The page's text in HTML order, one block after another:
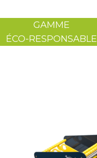
GAMME
ÉCO-RESPONSABLE